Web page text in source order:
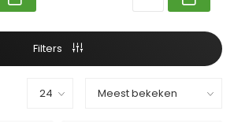
Filters